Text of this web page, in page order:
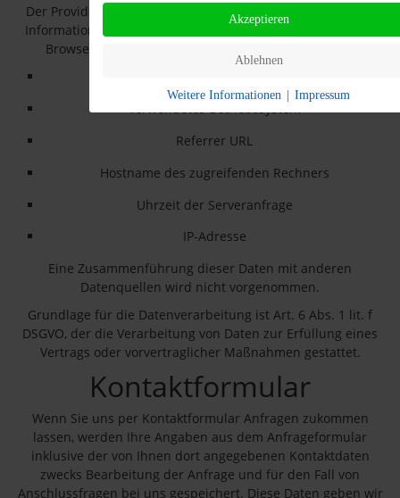
Der Provider der Seiten erhebt und speichert automatisch
Informationen in so genannten Server-Log-Dateien, die Ihr
Browser automatisch an uns übermittelt. Dies sind:
verwendetes Betriebssystem
Referrer URL
Hostname des zugreifenden Rechners
Uhrzeit der Serveranfrage
IP-Adresse
Eine Zusammenführung dieser Daten mit anderen
Datenquellen wird nicht vorgenommen.
Grundlage für die Datenverarbeitung ist Art. 6 Abs. 1 lit. f
DSGVO, der die Verarbeitung von Daten zur Erfüllung eines
Vertrags oder vorvertraglicher Maßnahmen gestattet.
Kontaktformular
Wenn Sie uns per Kontaktformular Anfragen zukommen
lassen, werden Ihre Angaben aus dem Anfrageformular
inklusive der von Ihnen dort angegebenen Kontaktdaten
zwecks Bearbeitung der Anfrage und für den Fall von
Anschlussfragen bei uns gespeichert. Diese Daten geben wir
Akzeptieren
Ablehnen
Weitere Informationen Impressum